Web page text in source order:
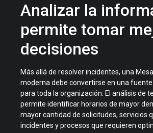
Analizar la
permite tomar
decisiones
Más allá de resolver incidentes, una
moderna debe convertirse en una
para toda la organización. El análisis de
permite identificar horarios de mayor
mayor cantidad de solicitudes, servicios
incidentes y procesos que requieren